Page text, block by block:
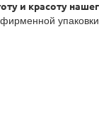
и красоту